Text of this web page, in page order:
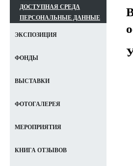
ДОСТУПНАЯ СРЕДА
ПЕРСОНАЛЬНЫЕ ДАННЫЕ
ЭКСПОЗИЦИЯ
ФОНДЫ
ВЫСТАВКИ
ФОТОГАЛЕРЕЯ
МЕРОПРИЯТИЯ
КНИГА ОТЗЫВОВ